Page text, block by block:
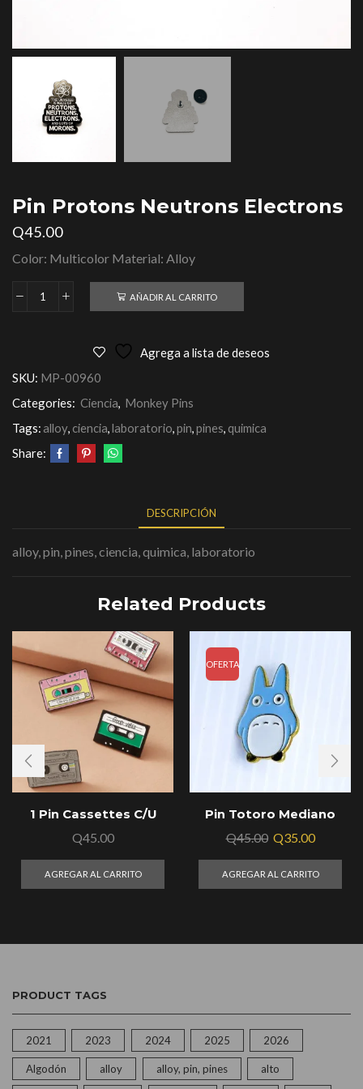
Pin Protons Neutrons Electrons
Q45.00
Color: Multicolor Material: Alloy
AÑADIR AL CARRITO
Agrega a lista de deseos
SKU: MP-00960
Categories: Ciencia, Monkey Pins
Tags:alloy, ciencia,laboratorio,pin,pines, quimica
Share:
DESCRIPCIÓN
alloy, pin, pines, ciencia, quimica, laboratorio
Related Products
1 Pin Cassettes C/U
Q45.00
AGREGAR AL CARRITO
OFERTA
Pin Totoro Mediano
Q45.00 Q35.00
AGREGAR AL CARRITO
PRODUCT TAGS
2021 2023 2024 2025 2026
Algodón alloy alloy, pin, pines alto